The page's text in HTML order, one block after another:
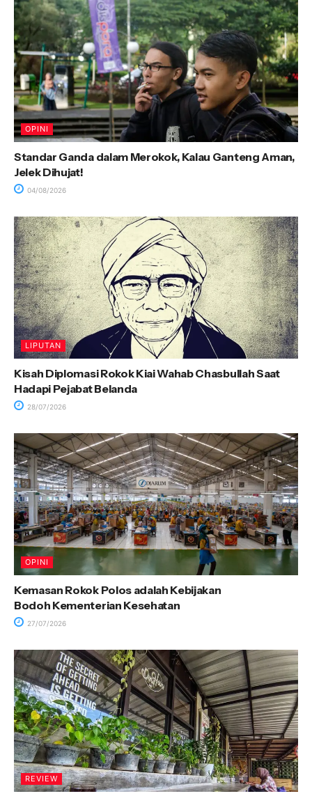
OPINI
Standar Ganda dalam Merokok, Kalau Ganteng Aman,
Jelek Dihujat!
04/08/2026
LIPUTAN
Kisah Diplomasi Rokok Kiai Wahab Chasbullah Saat
Hadapi Pejabat Belanda
28/07/2026
OPINI
Kemasan Rokok Polos adalah Kebijakan
Bodoh Kementerian Kesehatan
27/07/2026
REVIEW